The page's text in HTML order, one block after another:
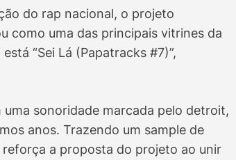
do rap nacional, o projeto
como uma das principais vitrines da
“Sei Lá (Papatracks #7)”,
uma sonoridade marcada pelo detroit,
anos. Trazendo um sample de
reforça a proposta do projeto ao unir